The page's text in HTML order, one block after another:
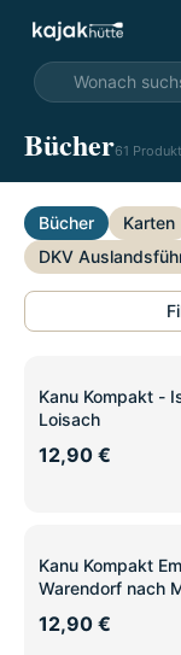
Bücher61
Bücher Karten
DKV
Kanu Kompakt -
Loisach
12,90 €
Kanu Kompakt
Warendorf nach
12,90 €